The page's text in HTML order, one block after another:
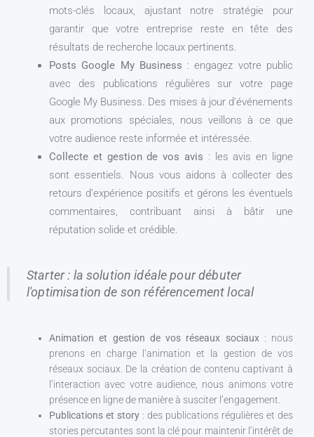
mots-clés locaux, ajustant notre stratégie pour
garantir que votre entreprise reste en tête des
résultats de recherche locaux pertinents.
Posts Google My Business : engagez votre public
avec des publications régulières sur votre page
Google My Business. Des mises à jour d’événements
aux promotions spéciales, nous veillons à ce que
votre audience reste informée et intéressée.
Collecte et gestion de vos avis : les avis en ligne
sont essentiels. Nous vous aidons à collecter des
retours d’expérience positifs et gérons les éventuels
commentaires, contribuant ainsi à bâtir une
réputation solide et crédible.
Starter : la solution idéale pour débuter
l'optimisation de son référencement local​
Animation et gestion de vos réseaux sociaux: nous
prenons en charge l’animation et la gestion de vos
réseaux sociaux. De la création de contenu captivant à
l’interaction avec votre audience, nous animons votre
présence en ligne de manière à susciter l’engagement.
Publications et story : des publications régulières et des
stories percutantes sont la clé pour maintenir l’intérêt de